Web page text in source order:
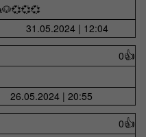
31.05.2024 | 12:04
0👍
26.05.2024 | 20:55
0👍